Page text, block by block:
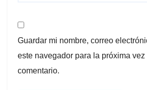
Guardar mi nombre, correo
este navegador para la próxima
comentario.